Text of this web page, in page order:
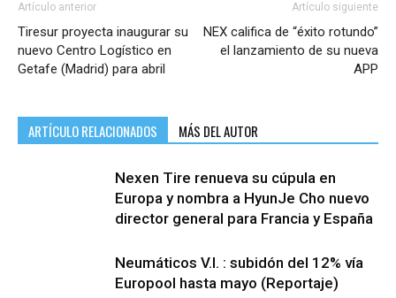
Artículo anterior
Tiresur proyecta inaugurar su
nuevo Centro Logístico en
Getafe (Madrid) para abril
Artículo siguiente
NEX califica de “éxito rotundo”
el lanzamiento de su nueva
APP
ARTÍCULO RELACIONADOS MÁS DEL AUTOR
Nexen Tire renueva su cúpula en
Europa y nombra a HyunJe Cho nuevo
director general para Francia y España
Neumáticos V.I. : subidón del 12% vía
Europool hasta mayo (Reportaje)